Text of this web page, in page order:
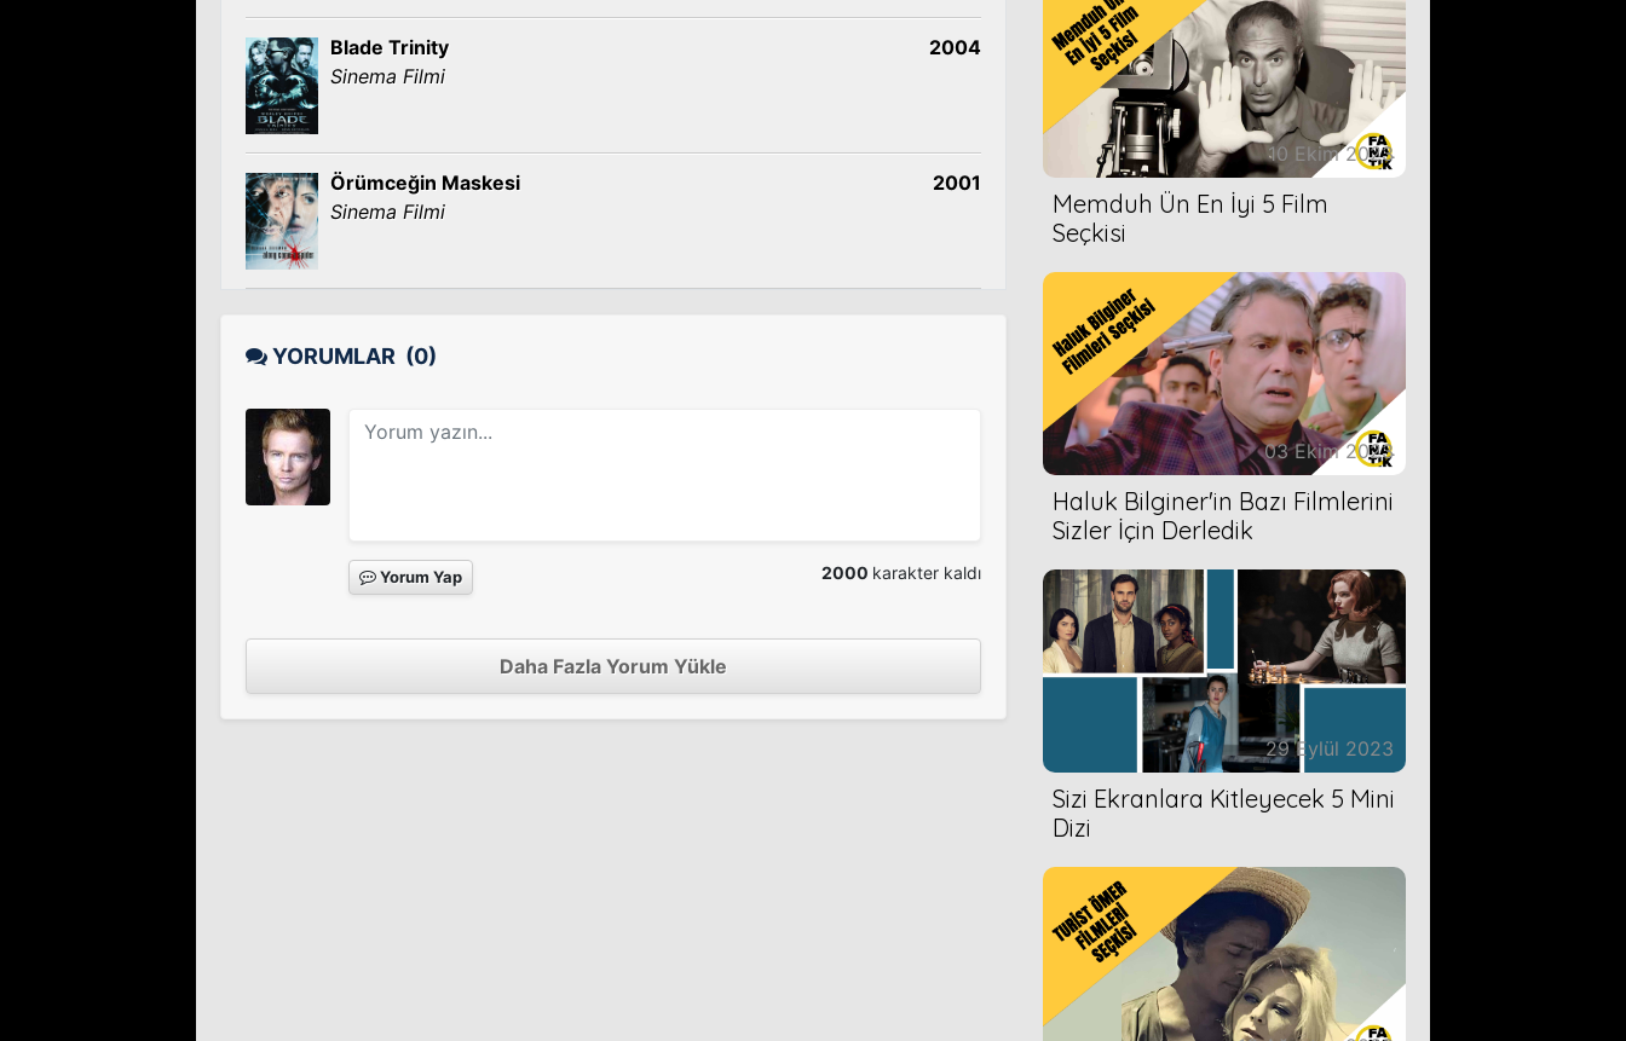
Blade Trinity
Sinema Filmi
2004
Örümceğin Maskesi
Sinema Filmi
2001
YORUMLAR (0)
Yorum Yap 2000 karakter kaldı
Daha Fazla Yorum Yükle
10 Ekim 2023
Memduh Ün En İyi 5 Film
Seçkisi
03 Ekim 2023
Haluk Bilginer'in Bazı Filmlerini
Sizler İçin Derledik
29 Eylül 2023
Sizi Ekranlara Kitleyecek 5 Mini
Dizi